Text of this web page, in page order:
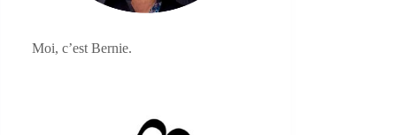
Moi, c’est Bernie.